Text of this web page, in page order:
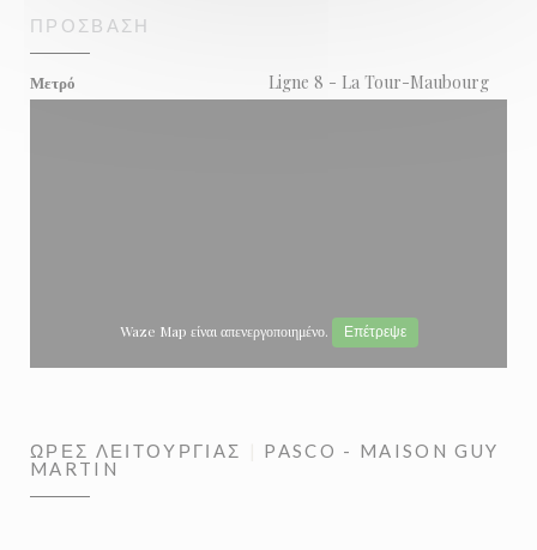
ΠΡΌΣΒΑΣΗ
Μετρό Ligne 8 - La Tour-Maubourg
Waze Map είναι απενεργοποιημένο. Επέτρεψε
ΏΡΕΣ ΛΕΙΤΟΥΡΓΊΑΣ
PASCO - MAISON GUY
MARTIN